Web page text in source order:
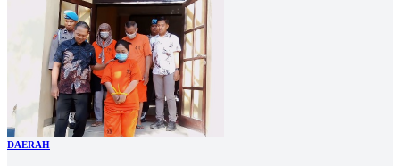
DAERAH